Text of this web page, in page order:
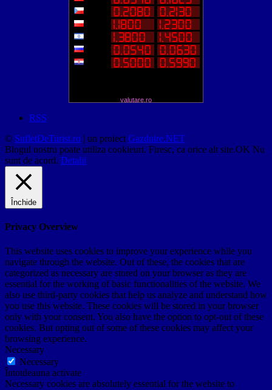
valutare.ro
RSS
© SufletDeTurist.ro | un proiect Gazduire.NET
Blogul nostru poate utiliza cookieuri. Firesc, ca orice alt site.OK Nu
sunt de acord. Detalii
Închide
Privacy Overview
This website uses cookies to improve your experience while you
navigate through the website. Out of these, the cookies that are
categorized as necessary are stored on your browser as they are
essential for the working of basic functionalities of the website. We
also use third-party cookies that help us analyze and understand how
you use this website. These cookies will be stored in your browser
only with your consent. You also have the option to opt-out of these
cookies. But opting out of some of these cookies may affect your
browsing experience.
Necessary
Necessary
Întotdeauna activate
Necessary cookies are absolutely essential for the website to